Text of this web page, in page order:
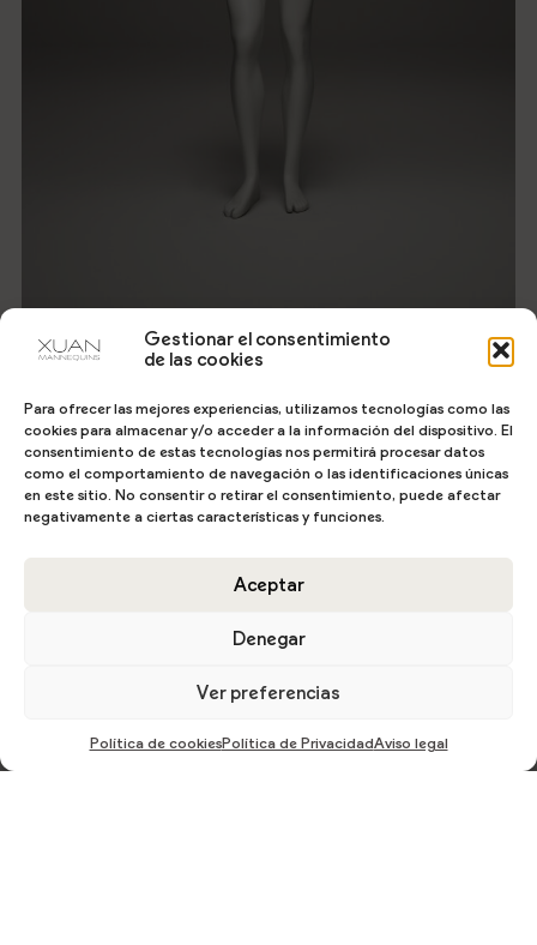
Gestionar el consentimiento
de las cookies
Para ofrecer las mejores experiencias, utilizamos tecnologías como las
cookies para almacenar y/o acceder a la información del dispositivo. El
consentimiento de estas tecnologías nos permitirá procesar datos
como el comportamiento de navegación o las identificaciones únicas
en este sitio. No consentir o retirar el consentimiento, puede afectar
negativamente a ciertas características y funciones.
Aceptar
Denegar
Ver preferencias
Política de cookiesPolítica de PrivacidadAviso legal